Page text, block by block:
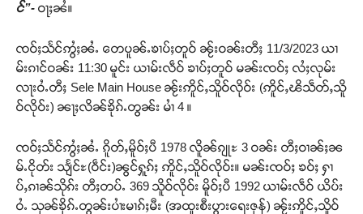
င်”- ဝႃႈၼႆ။
ၸဝ်ႈသႅင်ဢွႆႈၼႆႉ တေပူၼ်ႉၶၢပ်ႈတူဝ် ၼႂ်းဝၼ်းတီႈ 11/3/2023 ယၢ
မ်းၵၢင်ဝၼ်း 11:30 မူင်း ယၢမ်းလဵဝ် ၶၢပ်ႈတူဝ် မၼ်းၸဝ်ႈ လႆႈလုမ်း
လႃးဝႆႉတီႈ Sele Main House ၼႂ်းဢိူင်ႇသိူဝ်လိုဝ်း (ဢိူင်ႇၽိသဵတ်ႇသိူ
ဝ်လိုဝ်း) ၼႃႈလိၼ်ၶိုၵ်ႉတွၼ်း မၢႆ 4 ။
ၸဝ်ႈသႅင်ဢွႆႈၼႆႉ ၵိူတ်ႇမိူဝ်ႈပီ 1978 လိူၼ်ၵျုႊ 3 ဝၼ်း တီႈဝၢၼ်ႈၼ
မ်ႉငိုတ်း သျႅင်ႊ(ဝဵင်း)ၼွင်ႁူၵ်ႈ ဢိူင်ႇသိူဝ်လိုဝ်း။ မၼ်းၸဝ်ႈ ၶဝ်ႈ ႁၢ
ပ်ႇၵၢၼ်သိုၵ်း တီႈတပ်ႉ 369 သိူဝ်လိုဝ်း မိူဝ်ႈပီ 1992 ယၢမ်းလဵဝ် ယိပ်း
ဝႆႉ သုၼ်ၶိုၵ်ႉတွၼ်းပၢႆးမၢၵ်ႈမီး (အထူးစီးပွားရေးဇုန်) ၼႂ်းဢိူင်ႇသိူဝ်